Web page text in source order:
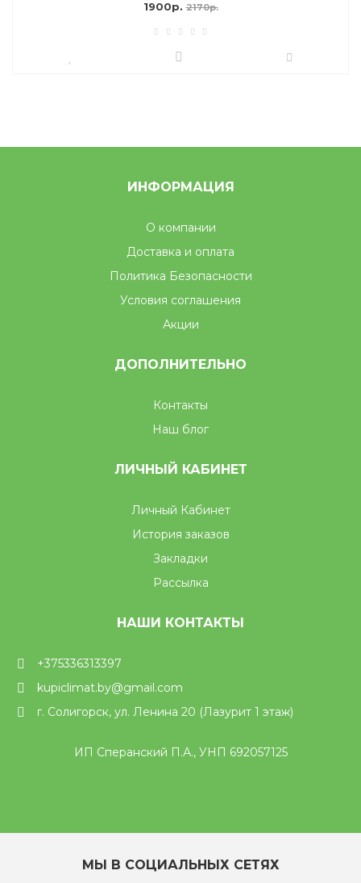
1900р. 2170р.
ИНФОРМАЦИЯ
О компании
Доставка и оплата
Политика Безопасности
Условия соглашения
Акции
ДОПОЛНИТЕЛЬНО
Контакты
Наш блог
ЛИЧНЫЙ КАБИНЕТ
Личный Кабинет
История заказов
Закладки
Рассылка
НАШИ КОНТАКТЫ
+375336313397
kupiclimat.by@gmail.com
г. Солигорск, ул. Ленина 20 (Лазурит 1 этаж)
ИП Сперанский П.А., УНП 692057125
МЫ В СОЦИАЛЬНЫХ СЕТЯХ